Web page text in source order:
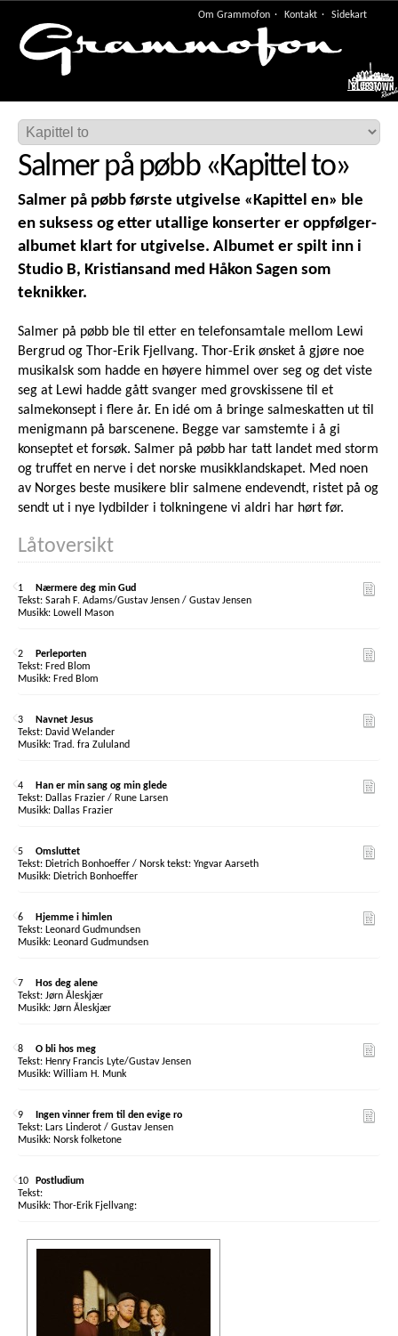
Om Grammofon Kontakt Sidekart
Meny
Salmer på pøbb«Kapittel to»
Salmer på pøbb første utgivelse «Kapittel en» ble
en suksess og etter utallige konserter er oppfølger-
albumet klart for utgivelse. Albumet er spilt inn i
Studio B, Kristiansand med Håkon Sagen som
teknikker.
Salmer på pøbb ble til etter en telefonsamtale mellom Lewi
Bergrud og Thor-Erik Fjellvang. Thor-Erik ønsket å gjøre noe
musikalsk som hadde en høyere himmel over seg og det viste
seg at Lewi hadde gått svanger med grovskissene til et
salmekonsept i flere år. En idé om å bringe salmeskatten ut til
menigmann på barscenene. Begge var samstemte i å gi
konseptet et forsøk. Salmer på pøbb har tatt landet med storm
og truffet en nerve i det norske musikklandskapet. Med noen
av Norges beste musikere blir salmene endevendt, ristet på og
sendt ut i nye lydbilder i tolkningene vi aldri har hørt før.
Låtoversikt
1
Nærmere deg min Gud
Sarah F. Adams/Gustav Jensen / Gustav Jensen
Lowell Mason
2
Perleporten
Fred Blom
Fred Blom
3
Navnet Jesus
David Welander
Trad. fra Zululand
4
Han er min sang og min glede
Dallas Frazier / Rune Larsen
Dallas Frazier
5
Omsluttet
Dietrich Bonhoeffer / Norsk tekst: Yngvar Aarseth
Dietrich Bonhoeffer
6
Hjemme i himlen
Leonard Gudmundsen
Leonard Gudmundsen
7
Hos deg alene
Jørn Åleskjær
Jørn Åleskjær
8
O bli hos meg
Henry Francis Lyte/Gustav Jensen
William H. Munk
9
Ingen vinner frem til den evige ro
Lars Linderot / Gustav Jensen
Norsk folketone
10 Postludium
Thor-Erik Fjellvang: